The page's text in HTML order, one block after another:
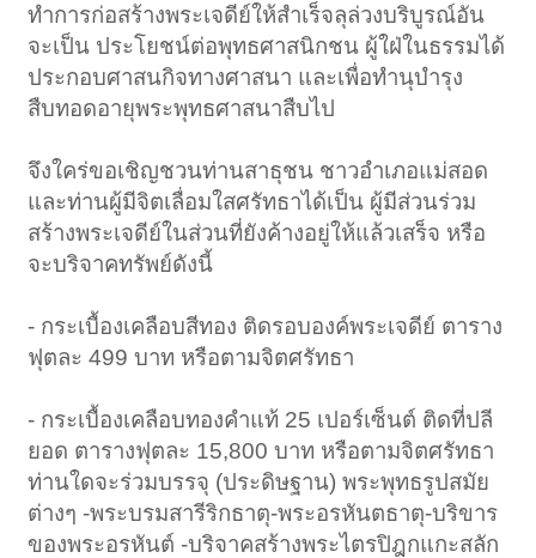
ทำการก่อสร้างพระเจดีย์ให้สำเร็จลุล่วงบริบูรณ์อัน
จะเป็น ประโยชน์ต่อพุทธศาสนิกชน ผู้ใฝ่ในธรรมได้
ประกอบศาสนกิจทางศาสนา และเพื่อทำนุบำรุง
สืบทอดอายุพระพุทธศาสนาสืบไป
จึงใคร่ขอเชิญชวนท่านสาธุชน ชาวอำเภอแม่สอด
และท่านผู้มีจิตเลื่อมใสศรัทธาได้เป็น ผู้มีส่วนร่วม
สร้างพระเจดีย์ในส่วนที่ยังค้างอยู่ให้แล้วเสร็จ หรือ
จะบริจาคทรัพย์ดังนี้
- กระเบื้องเคลือบสีทอง ติดรอบองค์พระเจดีย์ ตาราง
ฟุตละ 499 บาท หรือตามจิตศรัทธา
- กระเบื้องเคลือบทองคำแท้ 25 เปอร์เซ็นต์ ติดที่ปลี
ยอด ตารางฟุตละ 15,800 บาท หรือตามจิตศรัทธา
ท่านใดจะร่วมบรรจุ (ประดิษฐาน) พระพุทธรูปสมัย
ต่างๆ -พระบรมสารีริกธาตุ-พระอรหันตธาตุ-บริขาร
ของพระอรหันต์ -บริจาคสร้างพระไตรปิฎกแกะสลัก